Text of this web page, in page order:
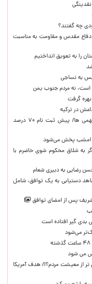
چه گفتند؟
دفاع مقدس و مقاومت به مناسبت
را به تعویق انداختیم
به نساجی
است، نه مردم جنوب یمن
گرفت
صدور بیش از ۹۰ درصد هدایت تحصیلی نهمی ها/ پیش ثبت نام ۷۰ درصد
امشب پخش می‌شود
به شلاق محکوم شوی حاضرم با
رضایی به دبیری شعام
شاهد دستیابی به یک توافق، شامل
شریف پس از امضای توافق
می‌شود
می شود
از معیشت مردم؟!/ هدف آمریکا